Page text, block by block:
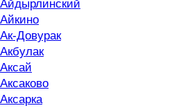
Айдырлинский
Айкино
Ак-Довурак
Акбулак
Аксай
Аксаково
Аксарка